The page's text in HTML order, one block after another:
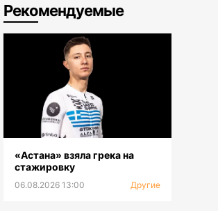
Рекомендуемые
«Астана» взяла грека на
стажировку
06.08.2026 13:00 Другие